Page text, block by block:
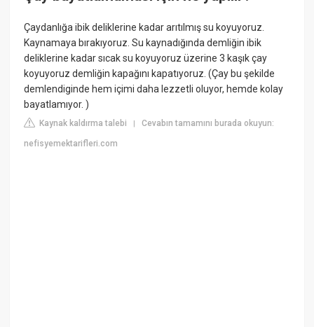
Çaydanlığa ibik deliklerine kadar arıtılmış su koyuyoruz.
Kaynamaya bırakıyoruz. Su kaynadığında demliğin ibik
deliklerine kadar sıcak su koyuyoruz üzerine 3 kaşık çay
koyuyoruz demliğin kapağını kapatıyoruz. (Çay bu şekilde
demlendiginde hem içimi daha lezzetli oluyor, hemde kolay
bayatlamıyor. )
Kaynak kaldırma talebi |Cevabın tamamını burada okuyun:
nefisyemektarifleri.com